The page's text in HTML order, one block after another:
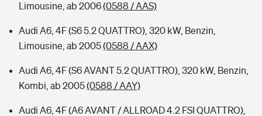
Limousine, ab 2006(0588 / AAS)
Audi A6, 4F (S6 5.2 QUATTRO), 320 kW, Benzin,
Limousine, ab 2005(0588 / AAX)
Audi A6, 4F (S6 AVANT 5.2 QUATTRO), 320 kW, Benzin,
Kombi, ab 2005(0588 / AAY)
Audi A6, 4F (A6 AVANT / ALLROAD 4.2 FSI QUATTRO),